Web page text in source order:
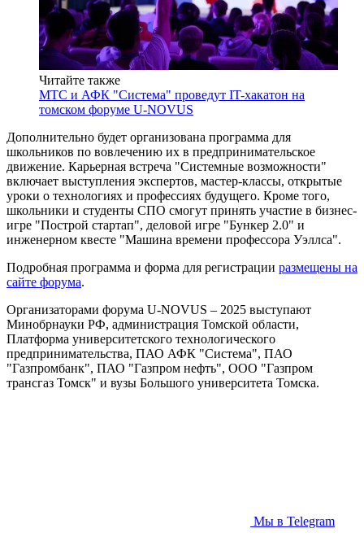
Читайте также
МТС и АФК "Система" проведут IT-хакатон на
томском форуме U-NOVUS
Дополнительно будет организована программа для
школьников по вовлечению их в предпринимательское
движение. Карьерная встреча "Системные возможности"
включает выступления экспертов, мастер-классы, открытые
уроки о технологиях и профессиях будущего. Кроме того,
школьники и студенты СПО смогут принять участие в бизнес-
игре "Построй стартап", деловой игре "Бункер 2.0" и
инженерном квесте "Машина времени профессора Уэллса".
Подробная программа и форма для регистрации размещены на
сайте форума.
Организаторами форума U-NOVUS – 2025 выступают
Минобрнауки РФ, администрация Томской области,
Платформа университетского технологического
предпринимательства, ПАО АФК "Система", ПАО
"Газпромбанк", ПАО "Газпром нефть", ООО "Газпром
трансгаз Томск" и вузы Большого университета Томска.
Мы в Telegram